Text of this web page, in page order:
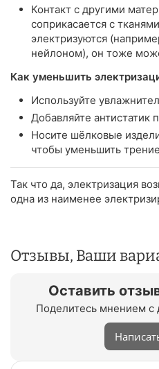
Контакт с другими
соприкасается с
электризуются
нейлоном), он тоже
Как уменьшить
Используйте
Добавляйте антистатик
Носите шёлковые
чтобы уменьшить
Так что да, электризация
одна из наименее
Отзывы, Ваши
Оставить
Поделитесь мнением с